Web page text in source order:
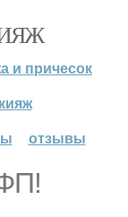
и причесок
отзывы